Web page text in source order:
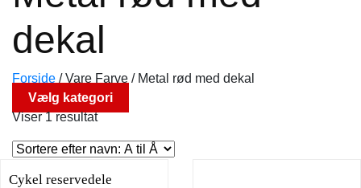
dekal
Forside /Vare Farve /Metal rød med dekal
Vælg kategori
Viser 1 resultat
Cykel reservedele